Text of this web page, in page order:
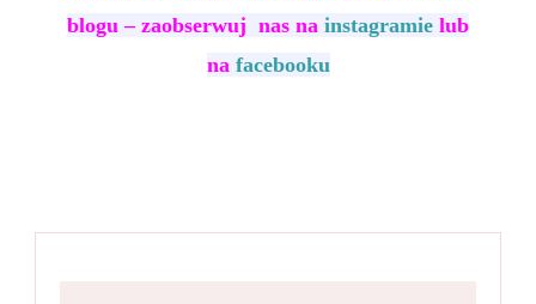
blogu – zaobserwuj nas na instagramie lub
na facebooku